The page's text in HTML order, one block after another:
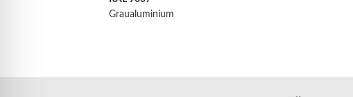
Graualuminium